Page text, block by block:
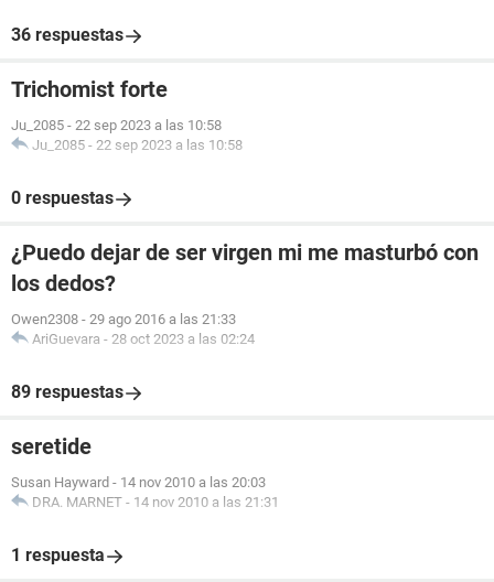
36 respuestas
Trichomist forte
Ju_2085 - 22 sep 2023 a las 10:58
Ju_2085 - 22 sep 2023 a las 10:58
0 respuestas
¿Puedo dejar de ser virgen mi me masturbó con
los dedos?
Owen2308 - 29 ago 2016 a las 21:33
AriGuevara - 28 oct 2023 a las 02:24
89 respuestas
seretide
Susan Hayward - 14 nov 2010 a las 20:03
DRA. MARNET - 14 nov 2010 a las 21:31
1 respuesta